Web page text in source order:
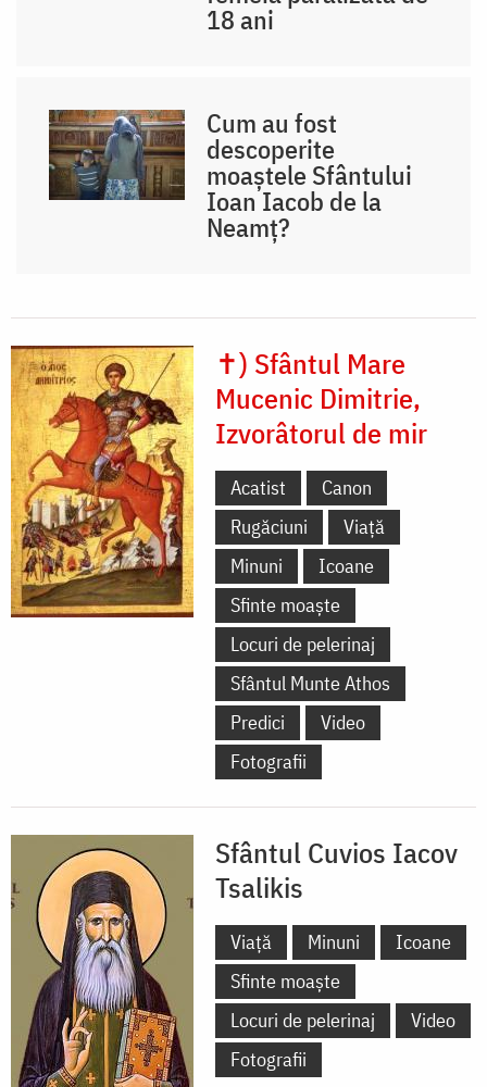
18 ani
Cum au fost
descoperite
moaștele Sfântului
Ioan Iacob de la
Neamț?
✝) Sfântul Mare
Mucenic Dimitrie,
Izvorâtorul de mir
Acatist
Canon
Rugăciuni
Viață
Minuni
Icoane
Sfinte moaște
Locuri de pelerinaj
Sfântul Munte Athos
Predici
Video
Fotografii
Sfântul Cuvios Iacov
Tsalikis
Viață Minuni
Icoane
Sfinte moaște
Locuri de pelerinaj
Video
Fotografii